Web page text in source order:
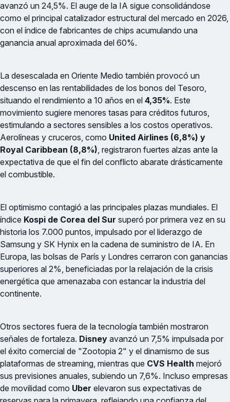
avanzó un 24,5%. El auge de la IA sigue consolidándose
como el principal catalizador estructural del mercado en 2026,
con el índice de fabricantes de chips acumulando una
ganancia anual aproximada del 60%.
La desescalada en Oriente Medio también provocó un
descenso en las rentabilidades de los bonos del Tesoro,
situando el rendimiento a 10 años en el 4,35%. Este
movimiento sugiere menores tasas para créditos futuros,
estimulando a sectores sensibles a los costos operativos.
Aerolíneas y cruceros, como United Airlines (6,8%) y
Royal Caribbean (8,8%) , registraron fuertes alzas ante la
expectativa de que el fin del conflicto abarate drásticamente
el combustible.
El optimismo contagió a las principales plazas mundiales. El
índice Kospi de Corea del Sur superó por primera vez en su
historia los 7.000 puntos, impulsado por el liderazgo de
Samsung y SK Hynix en la cadena de suministro de IA. En
Europa, las bolsas de París y Londres cerraron con ganancias
superiores al 2%, beneficiadas por la relajación de la crisis
energética que amenazaba con estancar la industria del
continente.
Otros sectores fuera de la tecnología también mostraron
señales de fortaleza. Disney avanzó un 7,5% impulsada por
el éxito comercial de "Zootopia 2" y el dinamismo de sus
plataformas de streaming, mientras que CVS Health mejoró
sus previsiones anuales, subiendo un 7,6%. Incluso empresas
de movilidad como Uber elevaron sus expectativas de